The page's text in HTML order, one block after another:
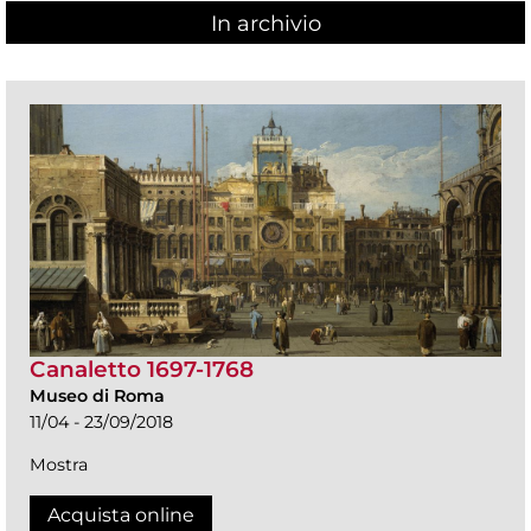
In archivio
Canaletto 1697-1768
Museo di Roma
11/04 - 23/09/2018
Mostra
Acquista online